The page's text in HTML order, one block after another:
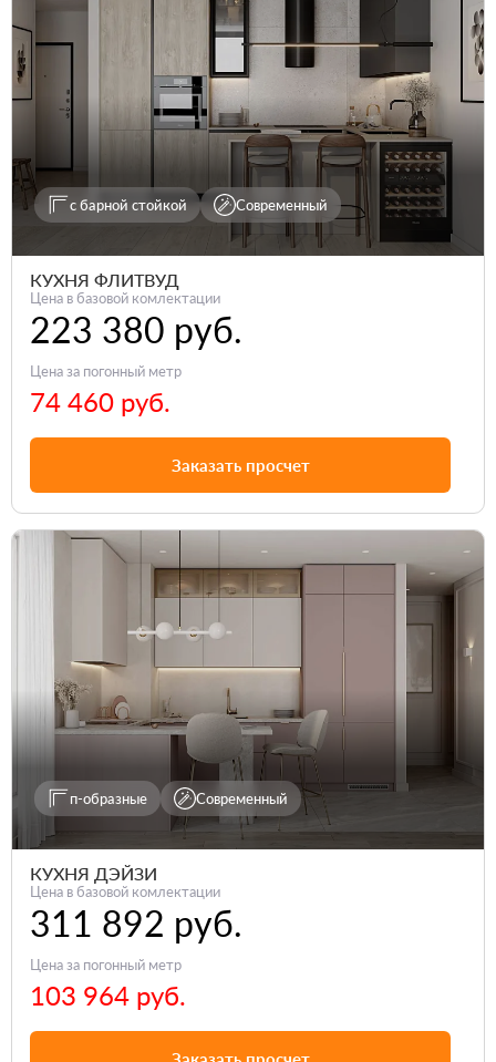
с барной стойкой Современный
КУХНЯ ФЛИТВУД
Цена в базовой комлектации
223 380 руб.
Цена за погонный метр
74 460 руб.
Заказать просчет
п-образные Современный
КУХНЯ ДЭЙЗИ
Цена в базовой комлектации
311 892 руб.
Цена за погонный метр
103 964 руб.